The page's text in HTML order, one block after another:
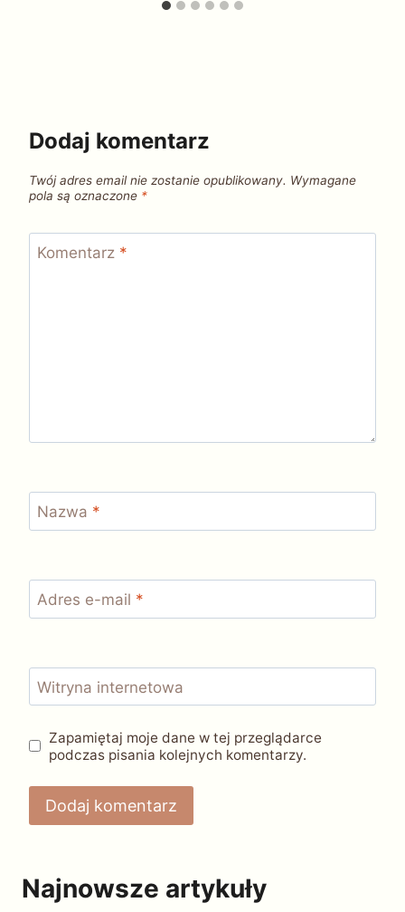
Dodaj komentarz
Twój adres email nie zostanie opublikowany. Wymagane
pola są oznaczone *
Komentarz *
Nazwa *
Adres e-mail *
Witryna internetowa
Zapamiętaj moje dane w tej przeglądarce
podczas pisania kolejnych komentarzy.
Najnowsze artykuły